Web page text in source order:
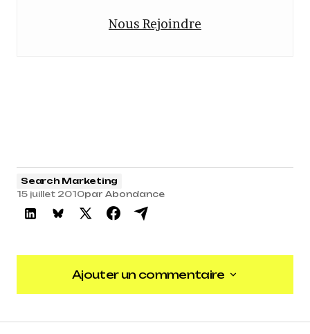
Nous Rejoindre
Search Marketing
15 juillet 2010par Abondance
Ajouter un commentaire
Ajouter un commentaire